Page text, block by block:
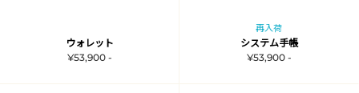
ウォレット
¥53,900 -
再入荷
システム手帳
¥53,900 -